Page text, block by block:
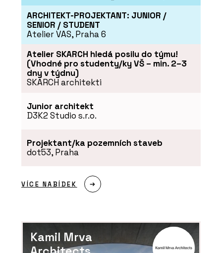
SLUŽBY
Dřevostavba v severském stylu -
VESPER HOMES
Moderní dřevostavba - VESPER HOMES
ARCHITEKT-PROJEKTANT: JUNIOR /
SENIOR / STUDENT
Atelier VAS, Praha 6
Atelier SKARCH hledá posilu do týmu!
(Vhodné pro studenty/ky VŠ – min. 2–3
dny v týdnu)
SKARCH architekti
Junior architekt
D3K2 Studio s.r.o.
Projektant/ka pozemních staveb
dot53, Praha
VÍCE NABÍDEK
Kamil Mrva